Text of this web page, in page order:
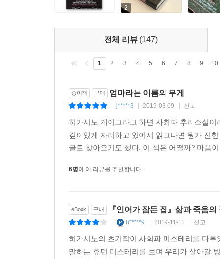
여우주연상을 수상하는 등 큰 인기를 누렸다. 이
사회파 작가가 도전하는 ‘삶과 죽음, 사랑’의 정의
‘미스터리의 제왕’이라고 불리는 히가시노 게이
미스터리’를 많이 발표하고 있는데, 그 속에는 원
사회를 날카롭게 해부한 비판 의식이 녹아 있어
삶과 죽음, 사랑의 정의는 무엇인가, 라는 난제에
판단하는 기준이 무엇인지, 그리고 그것을 누가
것이다.
이별하는 장면에서는 눈물을 참기 힘들다. 어느
것을 발견한다.
가오루코는 헤어질 때다, 하고 깨달았다. 그러나
2
전체 리뷰 (147)
1 2 3 4 5 6 7 8 9 10
종이책 구매 엄마라는 이름의 무게
j*****3 2019-03-09 신고
히가시노 게이고라고 하면 사회파 추리소설
깊이있게 자리하고 있어서 읽고나면 뭔가 진
글로 찾아오기도 했다. 이 책은 어떨까? 마음
6명이 이 리뷰를 추천합니다.
eBook 구매 『인어가 잠든 집』삶과 죽음
h*****9 2019-11-11 신고
히가시노의 초기작이 사회파 미스테리를 다
말하는 휴먼 미스테리를 보며 우리가 살아갈